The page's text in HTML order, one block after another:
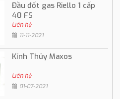
Đầu đốt gas Riello 1 cấp
40 FS
Liên hệ
11-11-2021
Kính Thủy Maxos
Liên hệ
01-07-2021